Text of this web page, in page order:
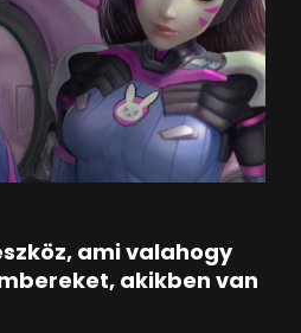
ami valahogy
akikben van